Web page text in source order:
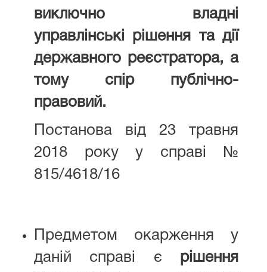
виключно владні
управлінські рішення та дії
державного реєстратора, а
тому спір публічно-
правовий.
Постанова від 23 травня
2018 року у справі №
815/4618/16
Предметом окарження у
даній справі є рішення